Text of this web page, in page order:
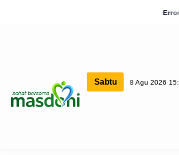
Sabtu 8 Agu 2026